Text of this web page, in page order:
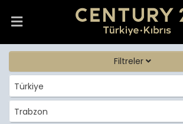
Filtreler
Türkiye
Trabzon